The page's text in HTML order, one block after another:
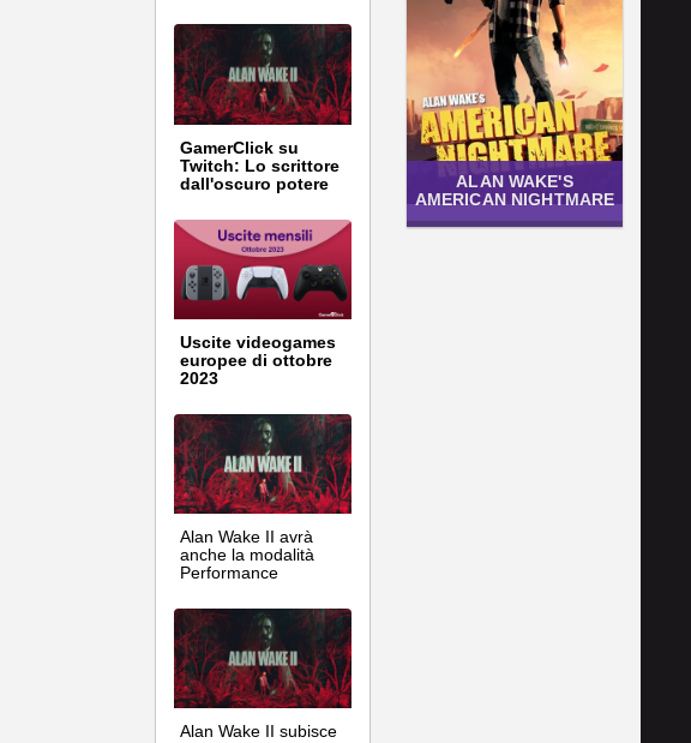
GamerClick su
Twitch: Lo scrittore
dall'oscuro potere
Uscite videogames
europee di ottobre
2023
Alan Wake II avrà
anche la modalità
Performance
Alan Wake II subisce
ALAN WAKE'S
AMERICAN NIGHTMARE